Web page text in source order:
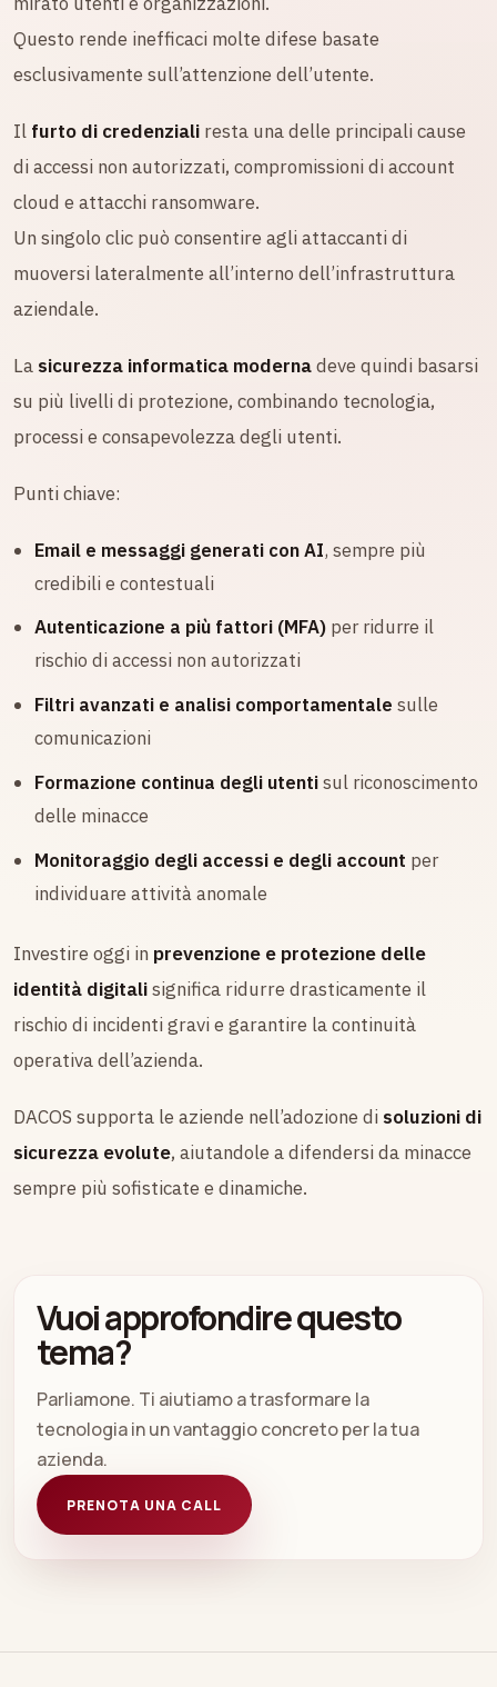
Questo rende inefficaci molte difese basate
esclusivamente sull’attenzione dell’utente.
Il furto di credenziali resta una delle principali cause
di accessi non autorizzati, compromissioni di account
cloud e attacchi ransomware.
Un singolo clic può consentire agli attaccanti di
muoversi lateralmente all’interno dell’infrastruttura
aziendale.
La sicurezza informatica modernadeve quindi basarsi
su più livelli di protezione, combinando tecnologia,
processi e consapevolezza degli utenti.
Punti chiave:
Email e messaggi generati con AI, sempre più
credibili e contestuali
Autenticazione a più fattori (MFA) per ridurre il
rischio di accessi non autorizzati
Filtri avanzati e analisi comportamentale sulle
comunicazioni
Formazione continua degli utentisul riconoscimento
delle minacce
Monitoraggio degli accessi e degli account per
individuare attività anomale
Investire oggi in prevenzione e protezione delle
identità digitalisignifica ridurre drasticamente il
rischio di incidenti gravi e garantire la continuità
operativa dell’azienda.
DACOS supporta le aziende nell’adozione di soluzioni di
sicurezza evolute, aiutandole a difendersi da minacce
sempre più sofisticate e dinamiche.
Vuoi approfondire questo
tema?
Parliamone. Ti aiutiamo a trasformare la
tecnologia in un vantaggio concreto per la tua
azienda.
PRENOTA UNA CALL